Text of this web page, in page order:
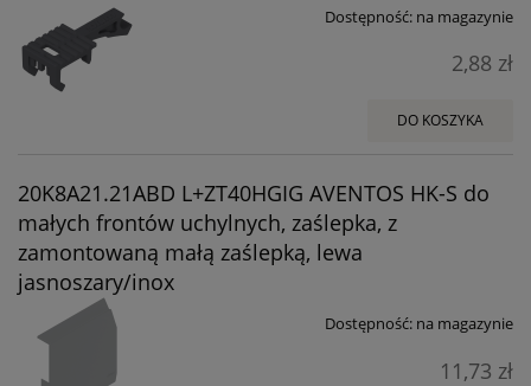
Dostępność: na magazynie
2,88 zł
DO KOSZYKA
20K8A21.21ABD L+ZT40HGIG AVENTOS HK-S do
małych frontów uchylnych, zaślepka, z
zamontowaną małą zaślepką, lewa
jasnoszary/inox
Dostępność: na magazynie
11,73 zł